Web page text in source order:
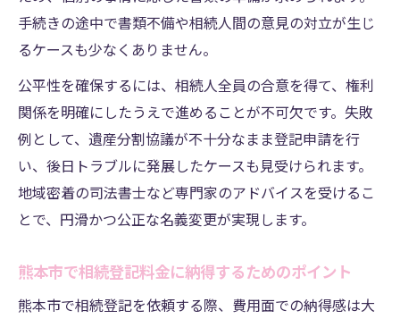
手続きの途中で書類不備や相続人間の意見の対立が生じ
るケースも少なくありません。
公平性を確保するには、相続人全員の合意を得て、権利
関係を明確にしたうえで進めることが不可欠です。失敗
例として、遺産分割協議が不十分なまま登記申請を行
い、後日トラブルに発展したケースも見受けられます。
地域密着の司法書士など専門家のアドバイスを受けるこ
とで、円滑かつ公正な名義変更が実現します。
熊本市で相続登記料金に納得するためのポイント
熊本市で相続登記を依頼する際、費用面での納得感は大